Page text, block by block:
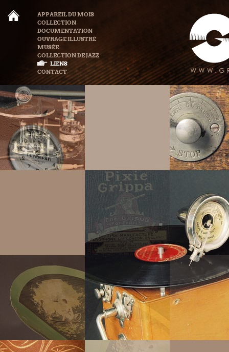
APPAREIL DU MOIS
COLLECTION
DOCUMENTATION
OUVRAGE ILLUSTRÉ
MUSÉE
COLLECTION DE JAZZ
LIENS
CONTACT